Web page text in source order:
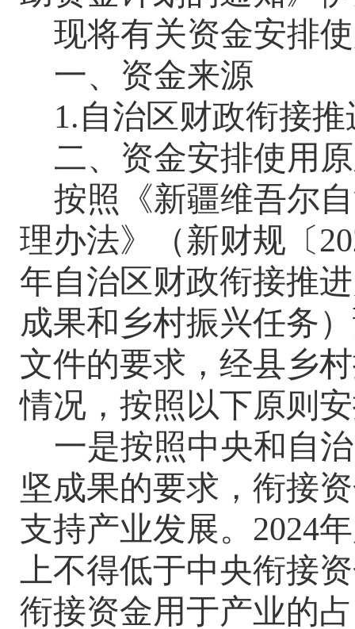
现将有关资金安排
一、资金来源
1.自治区财政衔接推
二、资金安排使用
按照
《新疆维吾尔
理办法》（新财规〔
年自治区财政衔接推
成果和乡村振兴任务
文件的要求，经县乡
情况，按照以下原则
一是按照中央和自
坚成果的要求 ， 衔接
支持产业发展。 2024
上不得低于中央衔接
衔接资金用于产业的